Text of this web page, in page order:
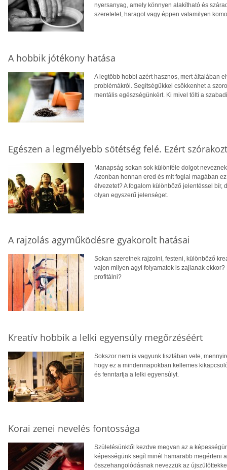
nyersanyag, amely könnyen alakítható és
szeretetet, haragot vagy éppen valamilyen
A hobbik jótékony hatása
A legtöbb hobbi azért hasznos, mert általában
problémákról. Segítségükkel csökkenhet a
mentális egészségünkért. Ki mivel tölti a
Egészen a legmélyebb sötétség felé. Ezért
Manapság sokan sok különféle dolgot
Azonban honnan ered és mit foglal magában
élvezetet? A fogalom különböző jelentéssel
olyan egyszerű jelenséget.
A rajzolás agyműködésre gyakorolt hatásai
Sokan szeretnek rajzolni, festeni, különböző
vajon milyen agyi folyamatok is zajlanak
profitálni?
Kreatív hobbik a lelki egyensúly megőrzéséért
Sokszor nem is vagyunk tisztában vele,
hogy ez a mindennapokban kellemes
és fenntartja a lelki egyensúlyt.
Korai zenei nevelés fontossága
Születésünktől kezdve megvan az a
képességünk segít minél hamarabb megérteni
összehangolódásnak nevezzük az